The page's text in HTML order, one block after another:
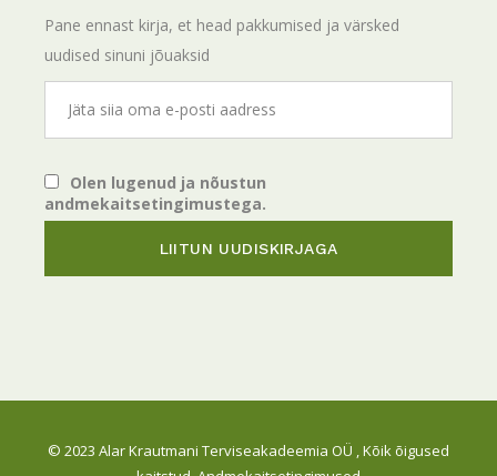
Pane ennast kirja, et head pakkumised ja värsked
uudised sinuni jõuaksid
Olen lugenud ja nõustun
andmekaitsetingimustega.
© 2023 Alar Krautmani Terviseakadeemia OÜ , Kõik õigused